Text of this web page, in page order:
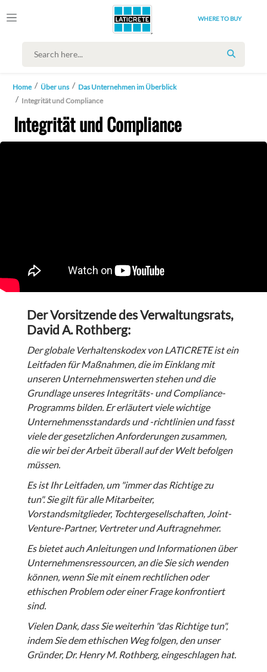
WHERE TO BUY
SEARCH
Home Über uns
Das Unternehmen im Überblick
Integrität und Compliance
Integrität und Compliance
Der Vorsitzende des Verwaltungsrats,
David A. Rothberg:
Der globale Verhaltenskodex von LATICRETE ist ein
Leitfaden für Maßnahmen, die im Einklang mit
unseren Unternehmenswerten stehen und die
Grundlage unseres Integritäts- und Compliance-
Programms bilden. Er erläutert viele wichtige
Unternehmensstandards und -richtlinien und fasst
viele der gesetzlichen Anforderungen zusammen,
die wir bei der Arbeit überall auf der Welt befolgen
müssen.
Es ist Ihr Leitfaden, um "immer das Richtige zu
tun".Sie gilt für alle Mitarbeiter,
Vorstandsmitglieder, Tochtergesellschaften, Joint-
Venture-Partner, Vertreter und Auftragnehmer.
Es bietet auch Anleitungen und Informationen über
Unternehmensressourcen, an die Sie sich wenden
können, wenn Sie mit einem rechtlichen oder
ethischen Problem oder einer Frage konfrontiert
sind.
Vielen Dank, dass Sie weiterhin "das Richtige tun",
indem Sie dem ethischen Weg folgen, den unser
Gründer, Dr. Henry M. Rothberg, eingeschlagen hat.